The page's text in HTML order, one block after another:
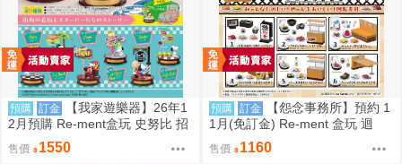
預購 訂金
【我家遊樂器】26年1
2月預購 Re-ment盒玩 史努比 招
牌景觀
售價 1550
預購 訂金
【怨念事務所】預約 1
1月(免訂金) Re-ment 盒玩 迴
轉、幸福的一盤 藏壽司 中盒6入
0823
售價 1160